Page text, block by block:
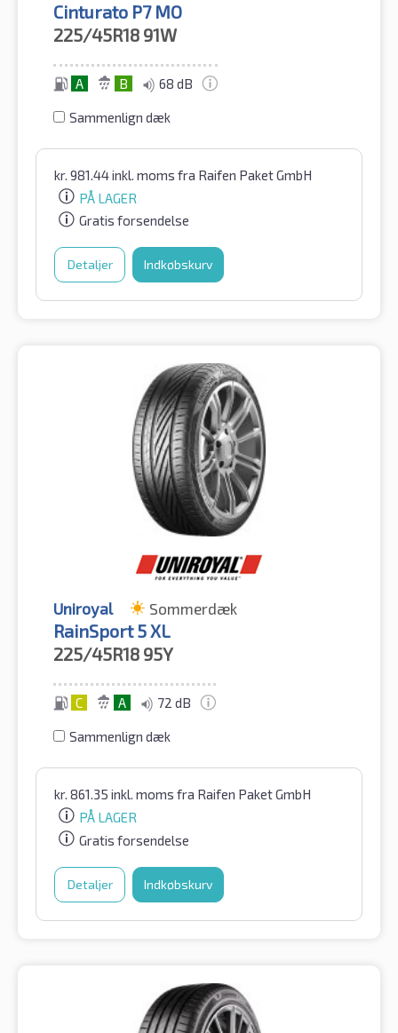
Cinturato P7 MO
225/45R18 91W
A B 68 dB
Sammenlign dæk
kr. 981.44inkl. moms fra Raifen Paket GmbH
PÅ LAGER
Gratis forsendelse
Detaljer Indkøbskurv
Uniroyal Sommerdæk
RainSport 5 XL
225/45R18 95Y
C A 72 dB
Sammenlign dæk
kr. 861.35 inkl. moms fra Raifen Paket GmbH
PÅ LAGER
Gratis forsendelse
Detaljer Indkøbskurv